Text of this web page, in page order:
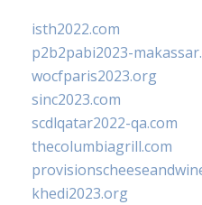
isth2022.com
p2b2pabi2023-
wocfparis2023.org
sinc2023.com
scdlqatar2022-qa.com
thecolumbiagrill.com
khedi2023.org